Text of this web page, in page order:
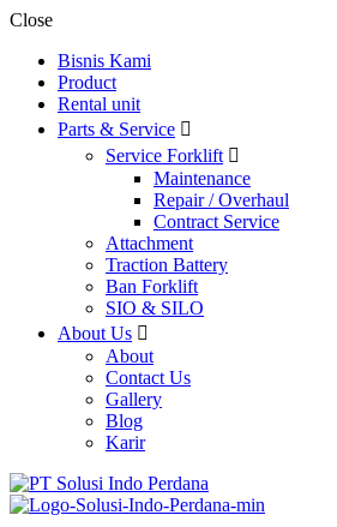
Close
Bisnis Kami
Product
Rental unit
Parts & Service
Service Forklift
Maintenance
Repair / Overhaul
Contract Service
Attachment
Traction Battery
Ban Forklift
SIO & SILO
About Us
About
Contact Us
Gallery
Blog
Karir